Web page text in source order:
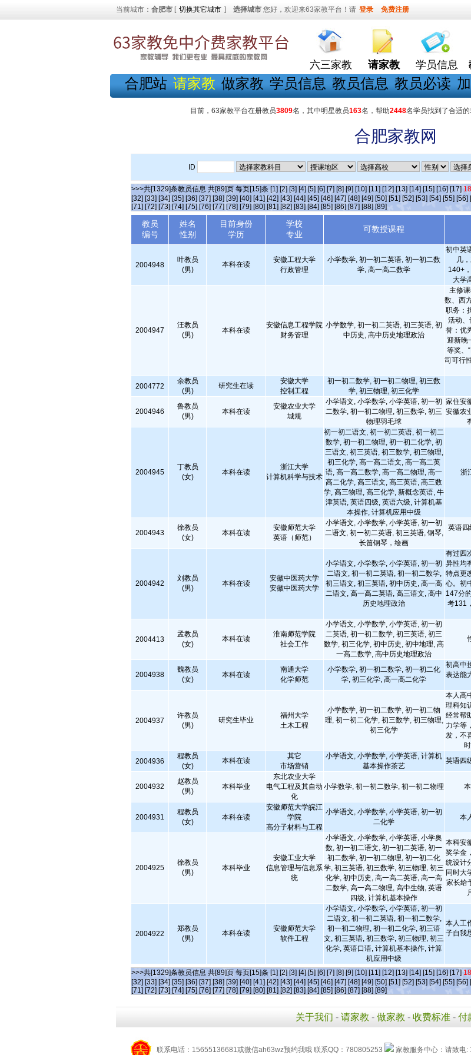
当前城市： 合肥市 [ 切换其它城市 ] 选择城市 您好，欢迎来63家教平台！请 登录 免费注册
六三家教 请家教 学员信息
合肥站 请家教 做家教 学员信息 教员信息 教员必读
目前，63家教平台在册教员3809名，其中明星教员163名，帮助2448名学员找到了合适
合肥家教网
ID
>>>共[1329]条教员信息 共[89]页 每页[15]条 [1] [2] [3] [4] [5] [6] [7] [8] [9] [10] [11] [12] [13] [14] [15] [16] [17] 18
[32] [33] [34] [35] [36] [37] [38] [39] [40] [41] [42] [43] [44] [45] [46] [47] [48] [49] [50] [51] [52] [53] [54] [55] [56]
[71] [72] [73] [74] [75] [76] [77] [78] [79] [80] [81] [82] [83] [84] [85] [86] [87] [88] [89]
教员
编号
姓名
性别
目前身份
学历
学校
专业
可教授课程
2004948
叶教员
(男)
本科在读
安徽工程大学
行政管理
小学数学, 初一初二英语, 初一初二数
学, 高一高二数学
初中英
几
140+
大学
2004947
汪教员
(男)
本科在读
安徽信息工程学院
财务管理
小学数学, 初一初二英语, 初三英语, 初
中历史, 高中历史地理政治
主修
数、西
职务：
活动、
誉：优
迎新晚
等奖、
司可行
2004772
余教员
(男)
研究生在读
安徽大学
控制工程
初一初二数学, 初一初二物理, 初三数
学, 初三物理, 初三化学
2004946
鲁教员
(男)
本科在读
安徽农业大学
城规
小学语文, 小学数学, 小学英语, 初一初
二数学, 初一初二物理, 初三数学, 初三
物理羽毛球
家住安
安徽农
2004945
丁教员
(女)
本科在读
浙江大学
计算机科学与技术
初一初二语文, 初一初二英语, 初一初二
数学, 初一初二物理, 初一初二化学, 初
三语文, 初三英语, 初三数学, 初三物理,
初三化学, 高一高二语文, 高一高二英
语, 高一高二数学, 高一高二物理, 高一
高二化学, 高三语文, 高三英语, 高三数
学, 高三物理, 高三化学, 新概念英语, 牛
津英语, 英语四级, 英语六级, 计算机基
本操作, 计算机应用中级
浙
2004943
徐教员
(女)
本科在读
安徽师范大学
英语（师范）
小学语文, 小学数学, 小学英语, 初一初
二语文, 初一初二英语, 初三英语, 钢琴,
长笛钢琴，绘画
英语四
2004942
刘教员
(男)
本科在读
安徽中医药大学
安徽中医药大学
小学语文, 小学数学, 小学英语, 初一初
二语文, 初一初二英语, 初一初二数学,
初三语文, 初三英语, 初中历史, 高一高
二语文, 高一高二英语, 高三语文, 高中
历史地理政治
有过四
异性均
特点更
心。初
147分
考131
2004413
孟教员
(女)
本科在读
淮南师范学院
社会工作
小学语文, 小学数学, 小学英语, 初一初
二英语, 初一初二数学, 初三英语, 初三
数学, 初三化学, 初中历史, 初中地理, 高
一高二数学, 高中历史地理政治
2004938
魏教员
(女)
本科在读
南通大学
化学师范
小学数学, 初一初二数学, 初一初二化
学, 初三化学, 高一高二化学
初高中
表达能
2004937
许教员
(男)
研究生毕业
福州大学
土木工程
小学数学, 初一初二数学, 初一初二物
理, 初一初二化学, 初三数学, 初三物理,
初三化学
本人高
理科知
经常帮
力学等
发，不
2004936
程教员
(女)
本科在读
其它
市场营销
小学语文, 小学数学, 小学英语, 计算机
基本操作茶艺
英语四
2004932
赵教员
(男)
本科毕业
东北农业大学
电气工程及其自动
化
小学数学, 初一初二数学, 初一初二物理
2004931
程教员
(女)
本科在读
安徽师范大学皖江
学院
高分子材料与工程
小学语文, 小学数学, 小学英语, 初一初
二化学
本
2004925
徐教员
(男)
本科毕业
安徽工业大学
信息管理与信息系
统
小学语文, 小学数学, 小学英语, 小学奥
数, 初一初二语文, 初一初二英语, 初一
初二数学, 初一初二物理, 初一初二化
学, 初三英语, 初三数学, 初三物理, 初三
化学, 初中历史, 高一高二英语, 高一高
二数学, 高一高二物理, 高中生物, 英语
四级, 计算机基本操作
本科安
奖学金
统设计
同时大
家长给
2004922
郑教员
(男)
本科在读
安徽师范大学
软件工程
小学语文, 小学数学, 小学英语, 初一初
二语文, 初一初二英语, 初一初二数学,
初一初二物理, 初一初二化学, 初三语
文, 初三英语, 初三数学, 初三物理, 初三
化学, 英语口语, 计算机基本操作, 计算
机应用中级
本人工
子自我
>>>共[1329]条教员信息 共[89]页 每页[15]条 [1] [2] [3] [4] [5] [6] [7] [8] [9] [10] [11] [12] [13] [14] [15] [16] [17] 18
[32] [33] [34] [35] [36] [37] [38] [39] [40] [41] [42] [43] [44] [45] [46] [47] [48] [49] [50] [51] [52] [53] [54] [55] [56]
[71] [72] [73] [74] [75] [76] [77] [78] [79] [80] [81] [82] [83] [84] [85] [86] [87] [88] [89]
关于我们 - 请家教 - 做家教 - 收费标准 - 付
联系电话：15655136681或微信ah63wz预约我哦 联系QQ：780805253 家教服务中心：请致电